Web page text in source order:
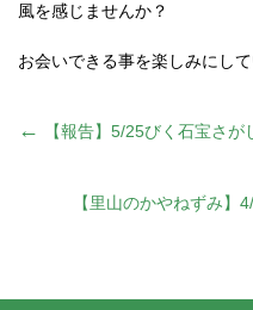
風を感じませんか？
お会いできる事を楽しみにして
投
← 【報告】5/25びく石宝さが
【里山のかやねずみ